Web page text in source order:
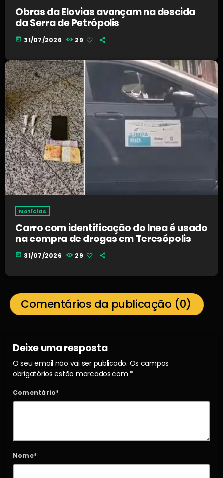
Obras da Elovias avançam na descida
da Serra de Petrópolis
today 31/07/2026 29
Notícias
Carro com identificação do Inea é usado
na compra de drogas em Teresópolis
today 31/07/2026 29
Comentários da publicação (0)
Deixe uma resposta
O seu email não vai ser publicado. Os campos
obrigatórios estão marcados com *
Comentário*
Nome*